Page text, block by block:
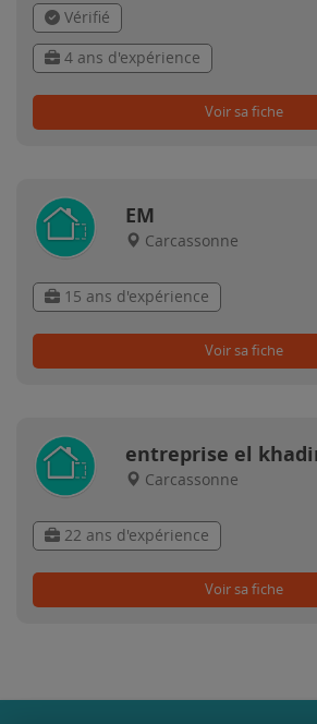
Vérifié
4 ans d'expérience
Voir sa fiche
EM
Carcassonne
15 ans d'expérience
Voir sa fiche
entreprise el
Carcassonne
22 ans d'expérience
Voir sa fiche